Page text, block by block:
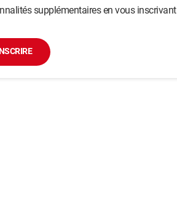
supplémentaires en vous inscrivant